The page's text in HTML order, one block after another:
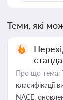
Теми, які
Про що тема:
класифікації
NACE,